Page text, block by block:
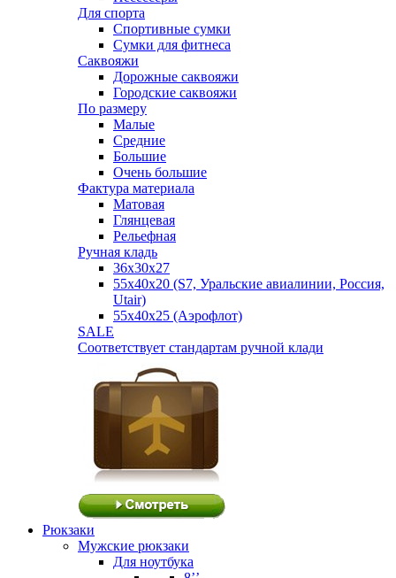
Для спорта
Спортивные сумки
Сумки для фитнеса
Саквояжи
Дорожные саквояжи
Городские саквояжи
По размеру
Малые
Средние
Большие
Очень большие
Фактура материала
Матовая
Глянцевая
Рельефная
Ручная кладь
36х30x27
55х40х20 (S7, Уральские авиалинии, Россия,
Utair)
55х40х25 (Аэрофлот)
SALE
Соответствует стандартам ручной клади
Рюкзаки
Мужские рюкзаки
Для ноутбука